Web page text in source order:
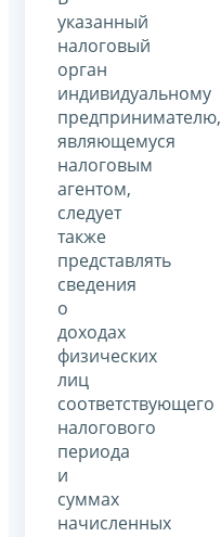
указанный
налоговый
орган
индивидуальному
предпринимателю,
являющемуся
налоговым
агентом,
следует
также
представлять
сведения
о
доходах
физических
лиц
соответствующего
налогового
периода
и
суммах
начисленных